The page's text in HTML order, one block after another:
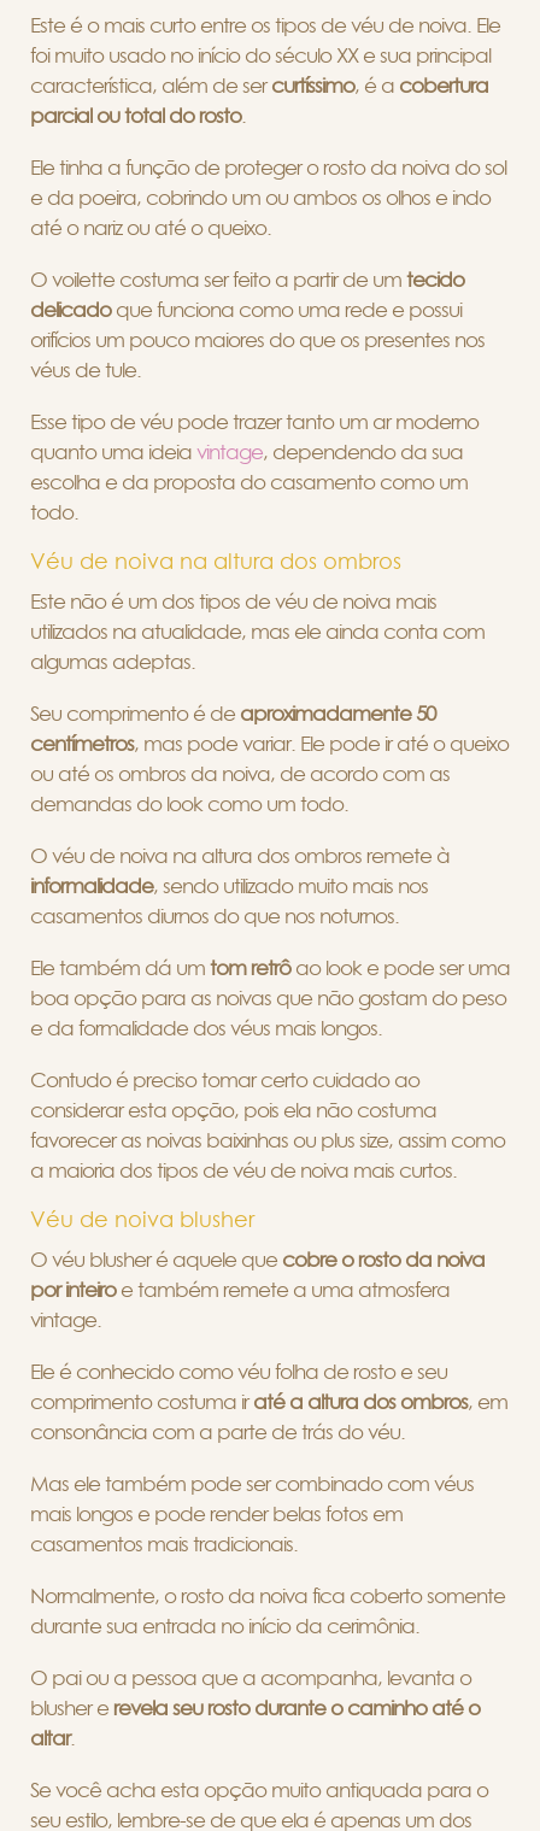
Este é o mais curto entre os tipos de véu de noiva. Ele
foi muito usado no início do século XX e sua principal
característica, além de sercurtíssimo, é a cobertura
parcial ou total do rosto.
Ele tinha a função de proteger o rosto da noiva do sol
e da poeira, cobrindo um ou ambos os olhos e indo
até o nariz ou até o queixo.
O voilette costuma ser feito a partir de um tecido
delicadoque funciona como uma rede e possui
orifícios um pouco maiores do que os presentes nos
véus de tule.
Esse tipo de véu pode trazer tanto um ar moderno
quanto uma ideia vintage, dependendo da sua
escolha e da proposta do casamento como um
todo.
Véu de noiva na altura dos ombros
Este não é um dos tipos de véu de noiva mais
utilizados na atualidade, mas ele ainda conta com
algumas adeptas.
Seu comprimento é de aproximadamente 50
centímetros, mas pode variar. Ele pode ir até o queixo
ou até os ombros da noiva, de acordo com as
demandas do look como um todo.
O véu de noiva na altura dos ombros remete à
informalidade, sendo utilizado muito mais nos
casamentos diurnos do que nos noturnos.
Ele também dá um tom retrô ao look e pode ser uma
boa opção para as noivas que não gostam do peso
e da formalidade dos véus mais longos.
Contudo é preciso tomar certo cuidado ao
considerar esta opção, pois ela não costuma
favorecer as noivas baixinhas ou plus size, assim como
a maioria dos tipos de véu de noiva mais curtos.
Véu de noiva blusher
O véu blusher é aquele que cobre o rosto da noiva
por inteiro e também remete a uma atmosfera
vintage.
Ele é conhecido como véu folha de rosto e seu
comprimento costuma iraté a altura dos ombros, em
consonância com a parte de trás do véu.
Mas ele também pode ser combinado com véus
mais longos e pode render belas fotos em
casamentos mais tradicionais.
Normalmente, o rosto da noiva fica coberto somente
durante sua entrada no início da cerimônia.
O pai ou a pessoa que a acompanha, levanta o
blusher e revela seu rosto durante o caminho até o
altar.
Se você acha esta opção muito antiquada para o
seu estilo, lembre-se de que ela é apenas um dos